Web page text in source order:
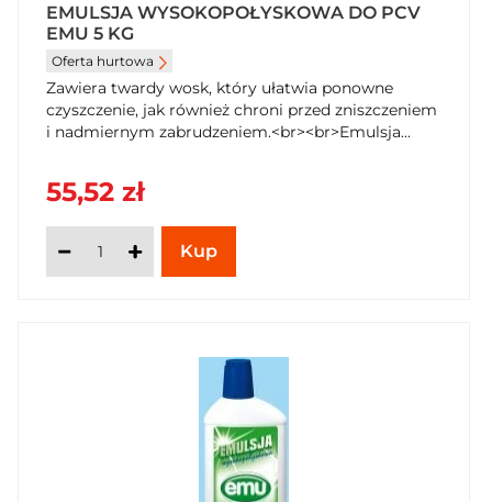
EMULSJA WYSOKOPOŁYSKOWA DO PCV
EMU 5 KG
Oferta hurtowa
Zawiera twardy wosk, który ułatwia ponowne
czyszczenie, jak również chroni przed zniszczeniem
i nadmiernym zabrudzeniem.<br><br>Emulsja...
55,52 zł